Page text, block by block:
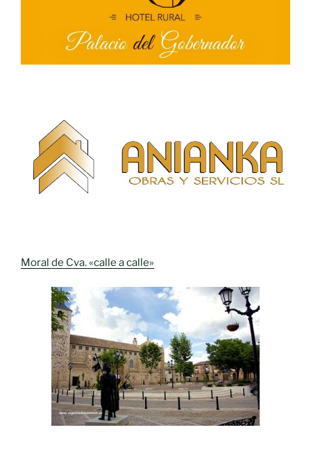
Moral de Cva. «calle a calle»